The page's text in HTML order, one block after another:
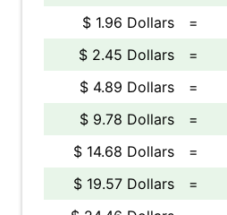
$ 1.96 Dollars
=
$ 2.45 Dollars
=
$ 4.89 Dollars
=
$ 9.78 Dollars
=
$ 14.68 Dollars
=
$ 19.57 Dollars
=